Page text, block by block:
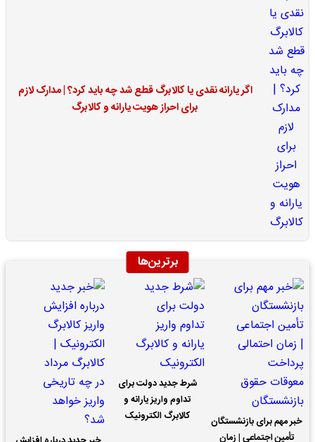
اگر یارانه نقدی یا کالابرگ قطع شد چه باید کرد؟ | مدارک لازم
برای احراز هویت یارانه و کالابرگ
برترین‌ها
خبر مهم برای بازنشستگان
تأمین اجتماعی | زمان
شرط جدید دولت برای
تداوم واریز یارانه و
کالابرگ الکترونیک